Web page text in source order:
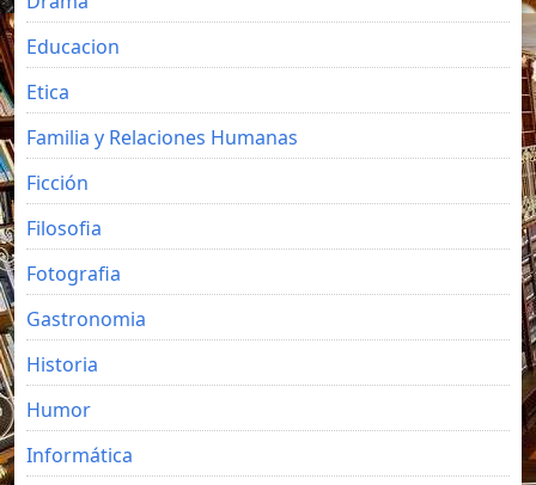
Educacion
Etica
Familia y Relaciones Humanas
Ficción
Filosofia
Fotografia
Gastronomia
Historia
Humor
Informática